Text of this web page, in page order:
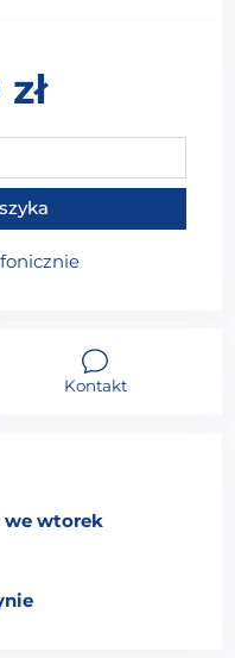
zł
DO CZYSZCZENIA
Kontakt
we wtorek